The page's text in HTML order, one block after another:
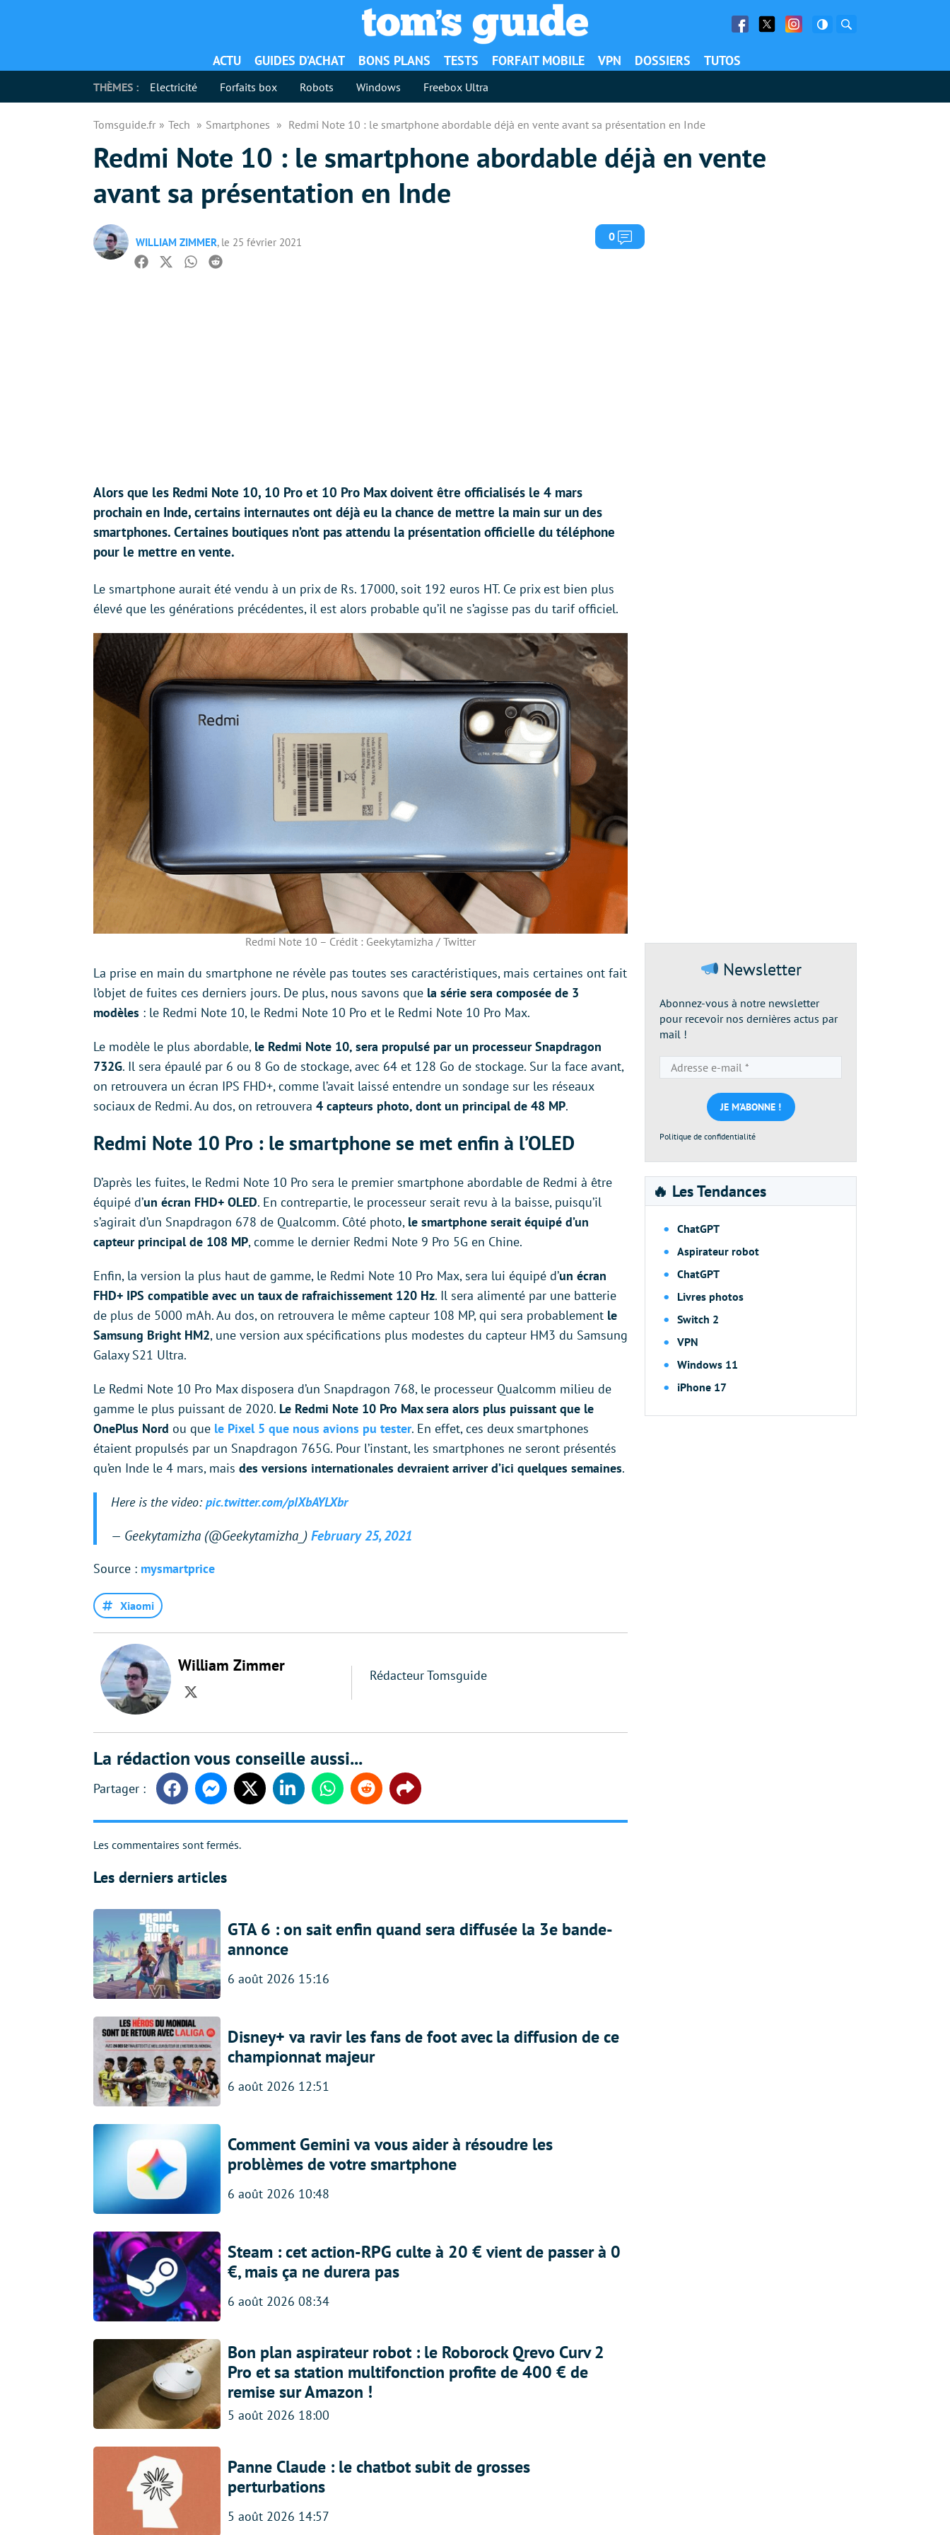
Facebook
Twitter Facebook
ACTU GUIDES D’ACHAT BONS PLANS TESTS FORFAIT MOBILE VPN DOSSIERS TUTOS
THÈMES : Electricité Forfaits box Robots Windows Freebox Ultra
Tomsguide.fr Tech Smartphones Redmi Note 10 : le smartphone abordable déjà en vente avant sa présentation en Inde
Redmi Note 10 : le smartphone abordable déjà en vente
avant sa présentation en Inde
WILLIAM ZIMMER, le 25 février 2021 0 Commentaires
Facebook
TwitterWhatsapp
Reddit
Alors que les Redmi Note 10, 10 Pro et 10 Pro Max doivent être officialisés le 4 mars
prochain en Inde, certains internautes ont déjà eu la chance de mettre la main sur un des
smartphones. Certaines boutiques n’ont pas attendu la présentation officielle du téléphone
pour le mettre en vente.
Le smartphone aurait été vendu à un prix de Rs. 17000, soit 192 euros HT. Ce prix est bien plus
élevé que les générations précédentes, il est alors probable qu’il ne s’agisse pas du tarif officiel.
Redmi Note 10 – Crédit : Geekytamizha / Twitter
La prise en main du smartphone ne révèle pas toutes ses caractéristiques, mais certaines ont fait
l’objet de fuites ces derniers jours. De plus, nous savons que la série sera composée de 3
modèles : le Redmi Note 10, le Redmi Note 10 Pro et le Redmi Note 10 Pro Max.
Le modèle le plus abordable, le Redmi Note 10, sera propulsé par un processeur Snapdragon
732G. Il sera épaulé par 6 ou 8 Go de stockage, avec 64 et 128 Go de stockage. Sur la face avant,
on retrouvera un écran IPS FHD+, comme l’avait laissé entendre un sondage sur les réseaux
sociaux de Redmi. Au dos, on retrouvera 4 capteurs photo, dont un principal de 48 MP.
Redmi Note 10 Pro : le smartphone se met enfin à l’OLED
D’après les fuites, le Redmi Note 10 Pro sera le premier smartphone abordable de Redmi à être
équipé d’un écran FHD+ OLED. En contrepartie, le processeur serait revu à la baisse, puisqu’il
s’agirait d’un Snapdragon 678 de Qualcomm. Côté photo, le smartphone serait équipé d’un
capteur principal de 108 MP, comme le dernier Redmi Note 9 Pro 5G en Chine.
Enfin, la version la plus haut de gamme, le Redmi Note 10 Pro Max, sera lui équipé d’un écran
FHD+ IPS compatible avec un taux de rafraichissement 120 Hz. Il sera alimenté par une batterie
de plus de 5000 mAh. Au dos, on retrouvera le même capteur 108 MP, qui sera probablement le
Samsung Bright HM2, une version aux spécifications plus modestes du capteur HM3 du Samsung
Galaxy S21 Ultra.
Le Redmi Note 10 Pro Max disposera d’un Snapdragon 768, le processeur Qualcomm milieu de
gamme le plus puissant de 2020. Le Redmi Note 10 Pro Max sera alors plus puissant que le
OnePlus Nord ou que le Pixel 5 que nous avions pu tester. En effet, ces deux smartphones
étaient propulsés par un Snapdragon 765G. Pour l’instant, les smartphones ne seront présentés
qu’en Inde le 4 mars, mais des versions internationales devraient arriver d’ici quelques semaines.
Here is the video: pic.twitter.com/pIXbAYLXbr
— Geekytamizha (@Geekytamizha_) February 25, 2021
Source : mysmartprice
Xiaomi
William Zimmer
Twitter
Rédacteur Tomsguide
La rédaction vous conseille aussi...
FacebookMessengerTwitter LinkedinWhatsappReddit Share
Les commentaires sont fermés.
Les derniers articles
GTA 6 : on sait enfin quand sera diffusée la 3e bande-
annonce
6 août 2026 15:16
Disney+ va ravir les fans de foot avec la diffusion de ce
championnat majeur
6 août 2026 12:51
Comment Gemini va vous aider à résoudre les
problèmes de votre smartphone
6 août 2026 10:48
Steam : cet action-RPG culte à 20 € vient de passer à 0
€, mais ça ne durera pas
6 août 2026 08:34
Bon plan aspirateur robot : le Roborock Qrevo Curv 2
Pro et sa station multifonction profite de 400 € de
remise sur Amazon !
5 août 2026 18:00
Panne Claude : le chatbot subit de grosses
perturbations
5 août 2026 14:57
Newsletter
Abonnez-vous à notre newsletter
pour recevoir nos dernières actus par
mail !
e-
mail
*
Politique de confidentialité
🔥 Les Tendances
ChatGPT
Aspirateur robot
ChatGPT
Livres photos
Switch 2
VPN
Windows 11
iPhone 17